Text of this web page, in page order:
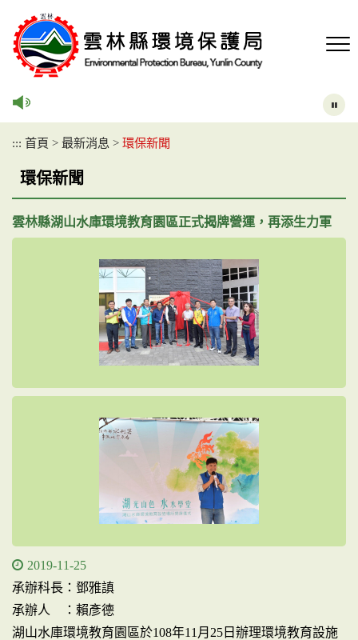
::: 首頁 > 最新消息 > 環保新聞
環保新聞
雲林縣湖山水庫環境教育園區正式揭牌營運，再添生力軍
2019-11-25
承辦科長：鄧雅謓
承辦人 ：賴彥德
湖山水庫環境教育園區於108年11月25日辦理環境教育設施